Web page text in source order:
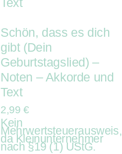
Schön, dass es dich
gibt (Dein
Geburtstagslied) –
Noten – Akkorde und
Text
2,99€
Kein
Mehrwertsteuerausweis,
da Kleinunternehmer
nach §19 (1) UStG.